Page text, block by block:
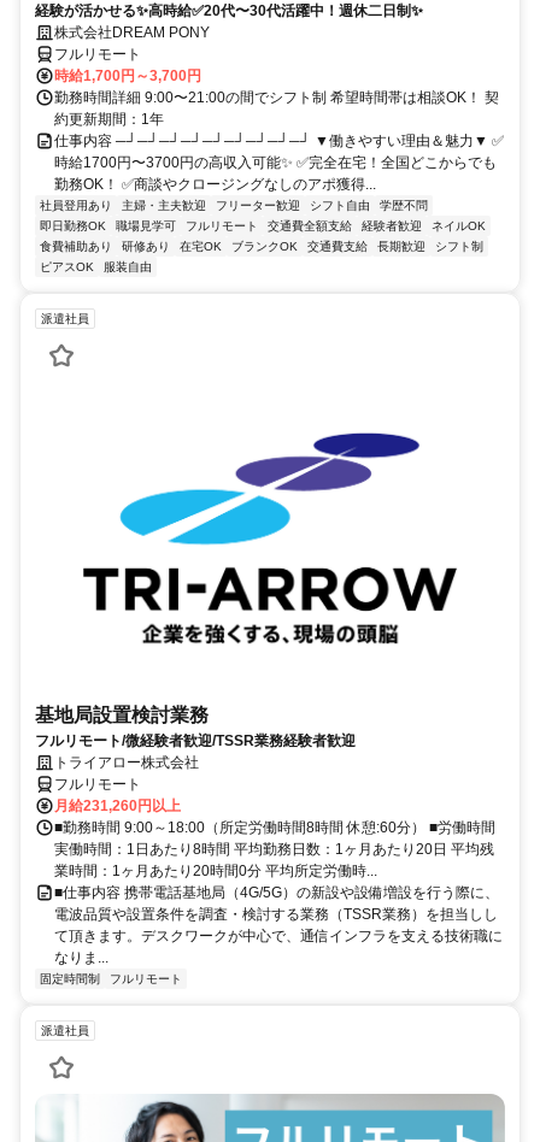
経験が活かせる✨高時給✅20代〜30代活躍中！週休二日制✨
株式会社DREAM PONY
フルリモート
時給1,700円～3,700円
勤務時間詳細 9:00〜21:00の間でシフト制 希望時間帯は相談OK！ 契
約更新期間：1年
仕事内容 ─┘─┘─┘─┘─┘─┘─┘─┘─┘ ▼働きやすい理由＆魅力▼ ✅
時給1700円〜3700円の高収入可能✨ ✅完全在宅！全国どこからでも
勤務OK！ ✅商談やクロージングなしのアポ獲得...
社員登用あり 主婦・主夫歓迎 フリーター歓迎 シフト自由
学歴不問
即日勤務OK
職場見学可 フルリモート 交通費全額支給 経験者歓迎
ネイルOK
食費補助あり
研修あり 在宅OK ブランクOK 交通費支給 長期歓迎
シフト制
ピアスOK
服装自由
派遣社員
基地局設置検討業務
フルリモート/微経験者歓迎/TSSR業務経験者歓迎
トライアロー株式会社
フルリモート
月給231,260円以上
■勤務時間 9:00～18:00（所定労働時間8時間 休憩:60分） ■労働時間
実働時間：1日あたり8時間 平均勤務日数：1ヶ月あたり20日 平均残
業時間：1ヶ月あたり20時間0分 平均所定労働時...
■仕事内容 携帯電話基地局（4G/5G）の新設や設備増設を行う際に、
電波品質や設置条件を調査・検討する業務（TSSR業務）を担当しし
て頂きます。デスクワークが中心で、通信インフラを支える技術職に
なりま...
固定時間制 フルリモート
派遣社員